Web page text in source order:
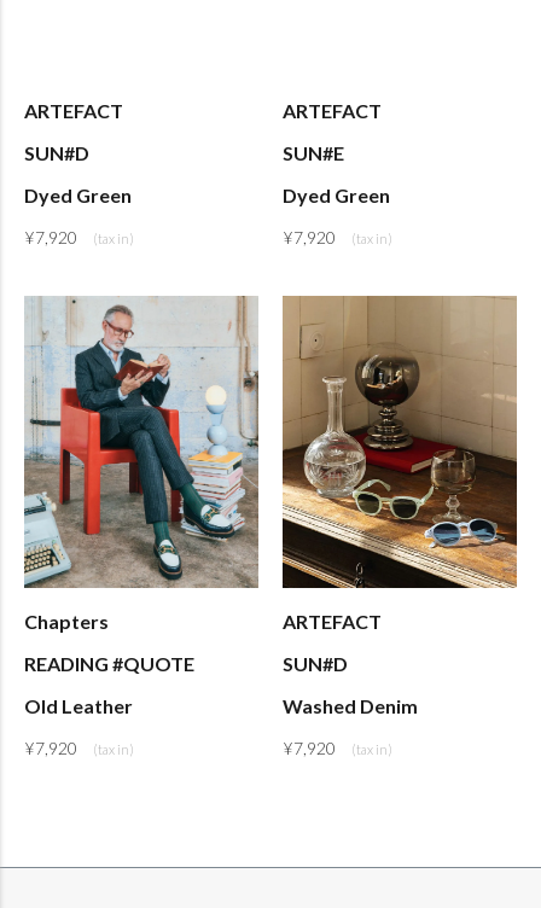
ARTEFACT
SUN#D
Dyed Green
¥7,920
ARTEFACT
SUN#E
Dyed Green
¥7,920
Chapters
READING #QUOTE
Old Leather
¥7,920
ARTEFACT
SUN#D
Washed Denim
¥7,920